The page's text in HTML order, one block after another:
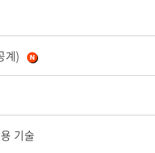
계)
기술